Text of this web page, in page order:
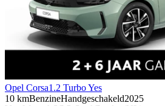
Opel Corsa1.2 Turbo Yes
10 kmBenzineHandgeschakeld2025